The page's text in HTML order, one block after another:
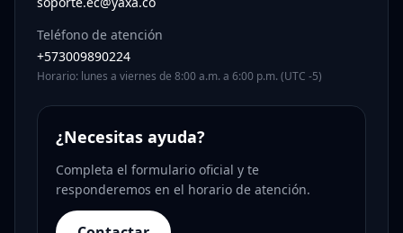
Teléfono de atención
+573009890224
Horario: lunes a viernes de 8:00 a.m. a 6:00 p.m. (UTC -5)
¿Necesitas ayuda?
Completa el formulario oficial y te
responderemos en el horario de atención.